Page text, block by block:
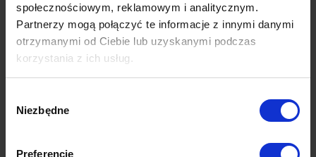
społecznościowym, reklamowym i analitycznym.
Partnerzy mogą połączyć te informacje z innymi danymi
otrzymanymi od Ciebie lub uzyskanymi podczas
korzystania z ich usług.
Polityki Prywatności Google
zgody
Niezbędne
Preferencje
Magdalena Czachowska
Partner | Chief Growth Officer WeDare
Ekspertka performance marketingu,
zarządzania oraz analizy danych, w
branży od 2006 r. Pracując w grupie K2
Internet, wprowadziła na polski rynek
dyrektor ds. marketingu partnerskiego w